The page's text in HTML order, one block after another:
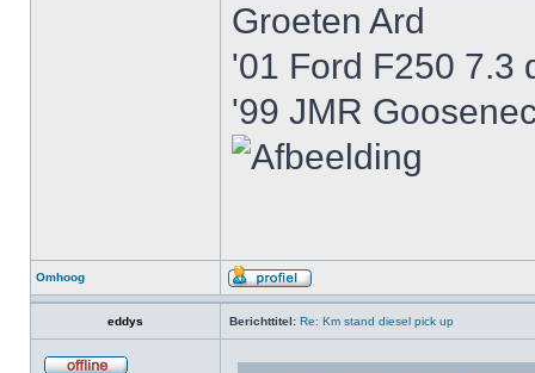
Groeten Ard
'01 Ford F250 7.3
'99 JMR
Omhoog
eddys Berichttitel: Re: Km stand diesel pick up